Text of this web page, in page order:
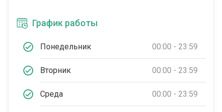
График работы
Понедельник 00:00 - 23:59
Вторник 00:00 - 23:59
Среда 00:00 - 23:59